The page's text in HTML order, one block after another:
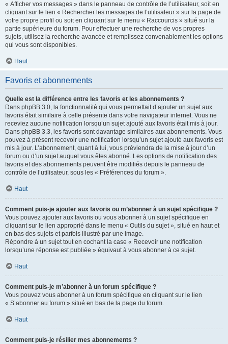
« Afficher vos messages » dans le panneau de contrôle de l’utilisateur, soit en
cliquant sur le lien « Rechercher les messages de l’utilisateur » sur la page de
votre propre profil ou soit en cliquant sur le menu « Raccourcis » situé sur la
partie supérieure du forum. Pour effectuer une recherche de vos propres
sujets, utilisez la recherche avancée et remplissez convenablement les options
qui vous sont disponibles.
Haut
Favoris et abonnements
Quelle est la différence entre les favoris et les abonnements ?
Dans phpBB 3.0, la fonctionnalité qui vous permettait d’ajouter un sujet aux
favoris était similaire à celle présente dans votre navigateur internet. Vous ne
receviez aucune notification lorsqu’un sujet ajouté aux favoris était mis à jour.
Dans phpBB 3.3, les favoris sont davantage similaires aux abonnements. Vous
pouvez à présent recevoir une notification lorsqu’un sujet ajouté aux favoris est
mis à jour. L’abonnement, quant à lui, vous préviendra de la mise à jour d’un
forum ou d’un sujet auquel vous êtes abonné. Les options de notification des
favoris et des abonnements peuvent être modifiés depuis le panneau de
contrôle de l’utilisateur, sous les « Préférences du forum ».
Haut
Comment puis-je ajouter aux favoris ou m’abonner à un sujet spécifique ?
Vous pouvez ajouter aux favoris ou vous abonner à un sujet spécifique en
cliquant sur le lien approprié dans le menu « Outils du sujet », situé en haut et
en bas des sujets et parfois illustré par une image.
Répondre à un sujet tout en cochant la case « Recevoir une notification
lorsqu’une réponse est publiée » équivaut à vous abonner à ce sujet.
Haut
Comment puis-je m’abonner à un forum spécifique ?
Vous pouvez vous abonner à un forum spécifique en cliquant sur le lien
« S’abonner au forum » situé en bas de la page du forum.
Haut
Comment puis-je résilier mes abonnements ?